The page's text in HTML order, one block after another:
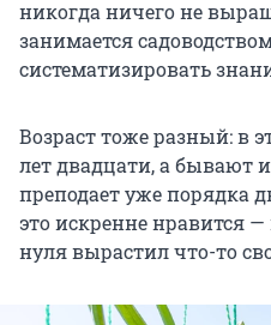
никогда ничего не
занимается
систематизировать
Возраст тоже разный: в
лет двадцати, а бывают
преподает уже порядка
это искренне нравится —
нуля вырастил что-то